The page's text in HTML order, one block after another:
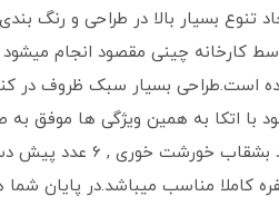
تنوع بسیار بالا در طراحی و رنگ
کارخانه چینی مقصود انجام
است.طراحی بسیار سبک ظروف در
سایز ظروف برای پذیرایی 6 نفره کاملا